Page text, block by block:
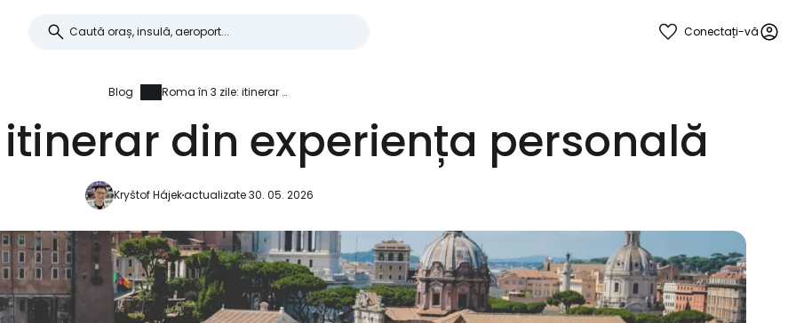
Conectați-vă
Blog Roma în 3 zile: itinerar din experiența personală
itinerar din experiența personală
Kryštof Hájekactualizate 30. 05. 2026